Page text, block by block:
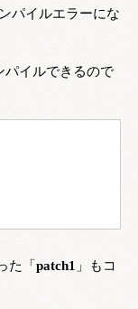
パイルエラーにな
パイルできるので
た「 patch1 」もコ